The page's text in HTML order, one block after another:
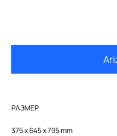
РАЗМЕР
375 x 645 x 795 mm